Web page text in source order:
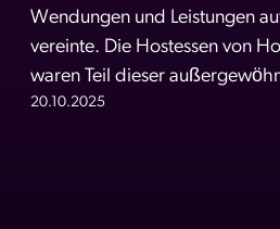
Wendungen und Leistungen
vereinte. Die Hostessen von
waren Teil dieser
20.10.2025